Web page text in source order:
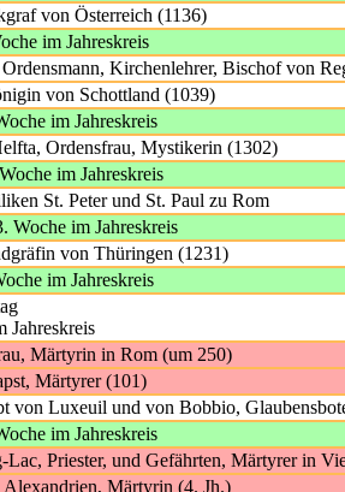
von Österreich (1136)
im Jahreskreis
Kirchenlehrer, Bischof von
von Schottland (1039)
im Jahreskreis
Ordensfrau, Mystikerin (1302)
im Jahreskreis
St. Peter und St. Paul zu Rom
Woche im Jahreskreis
von Thüringen (1231)
im Jahreskreis
Jahreskreis
Märtyrin in Rom (um 250)
Märtyrer (101)
von Luxeuil und von Bobbio,
im Jahreskreis
Priester, und Gefährten, Märtyrer in
Märtyrin (4. Jh.)